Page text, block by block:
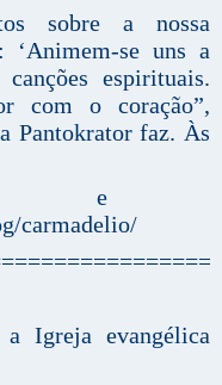
sobre a nossa
‘Animem-se uns a
espirituais.
com o coração”,
Pantokrator faz. Às
e
carmadelio/
Igreja evangélica